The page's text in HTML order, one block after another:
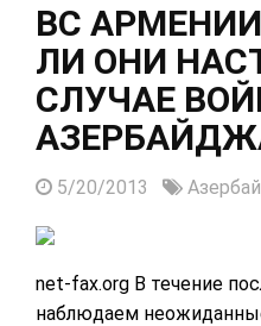
ВС
ЛИ ОНИ
СЛУЧАЕ
5/20/2013
net-fax.org В течение
наблюдаем